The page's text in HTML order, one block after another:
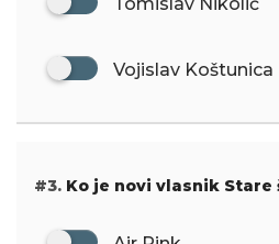
Vojislav Koštunica
#3. Ko je novi vlasnik Stare